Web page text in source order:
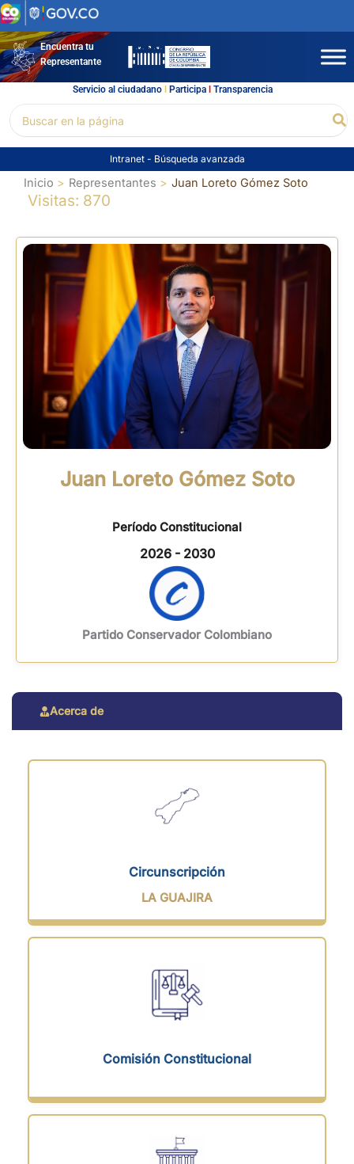
Ir
al
contenidoEncuentra tu
Representante
Servicio al ciudadano l Participal Transparencia
por:
Intranet - Búsqueda avanzada
Inicio Representantes Juan Loreto Gómez Soto
Visitas: 870
Juan Loreto Gómez Soto
Período Constitucional
2026 - 2030
Partido Conservador Colombiano
Acerca de
Circunscripción
LA GUAJIRA
Comisión Constitucional